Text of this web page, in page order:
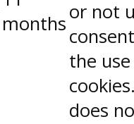
monthsor not
the
does